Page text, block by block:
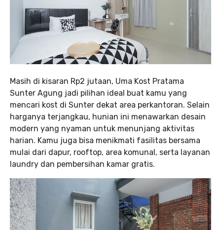
Masih di kisaran Rp2 jutaan, Uma Kost Pratama
Sunter Agung jadi pilihan ideal buat kamu yang
mencari kost di Sunter dekat area perkantoran. Selain
harganya terjangkau, hunian ini menawarkan desain
modern yang nyaman untuk menunjang aktivitas
harian. Kamu juga bisa menikmati fasilitas bersama
mulai dari dapur, rooftop, area komunal, serta layanan
laundry dan pembersihan kamar gratis.